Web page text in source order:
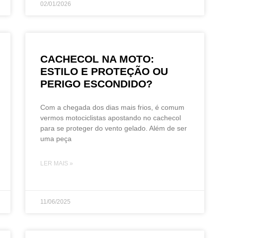
02/01/2026
CACHECOL NA MOTO:
ESTILO E PROTEÇÃO OU
PERIGO ESCONDIDO?
Com a chegada dos dias mais frios, é comum
vermos motociclistas apostando no cachecol
para se proteger do vento gelado. Além de ser
uma peça
LER MAIS »
11/06/2025